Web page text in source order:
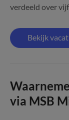
verdeeld over
Bekijk
via MSB